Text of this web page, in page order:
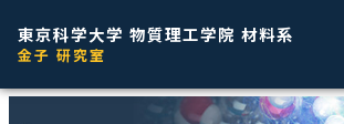
東京科学大学 物質理工学院 材料系
金子 研究室